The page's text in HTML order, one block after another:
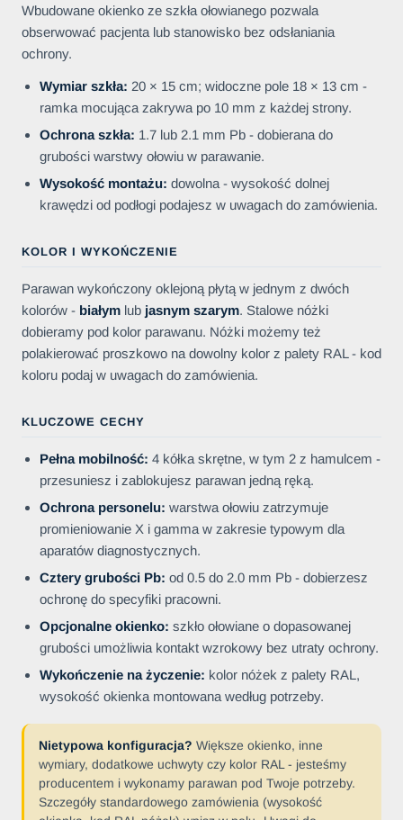
Wbudowane okienko ze szkła ołowianego pozwala
obserwować pacjenta lub stanowisko bez odsłaniania
ochrony.
Wymiar szkła: 20 × 15 cm; widoczne pole 18 × 13 cm -
ramka mocująca zakrywa po 10 mm z każdej strony.
Ochrona szkła: 1.7 lub 2.1 mm Pb - dobierana do
grubości warstwy ołowiu w parawanie.
Wysokość montażu: dowolna - wysokość dolnej
krawędzi od podłogi podajesz w uwagach do zamówienia.
KOLOR I WYKOŃCZENIE
Parawan wykończony oklejoną płytą w jednym z dwóch
kolorów - białym lub jasnym szarym. Stalowe nóżki
dobieramy pod kolor parawanu. Nóżki możemy też
polakierować proszkowo na dowolny kolor z palety RAL - kod
koloru podaj w uwagach do zamówienia.
KLUCZOWE CECHY
Pełna mobilność: 4 kółka skrętne, w tym 2 z hamulcem -
przesuniesz i zablokujesz parawan jedną ręką.
Ochrona personelu: warstwa ołowiu zatrzymuje
promieniowanie X i gamma w zakresie typowym dla
aparatów diagnostycznych.
Cztery grubości Pb: od 0.5 do 2.0 mm Pb - dobierzesz
ochronę do specyfiki pracowni.
Opcjonalne okienko: szkło ołowiane o dopasowanej
grubości umożliwia kontakt wzrokowy bez utraty ochrony.
Wykończenie na życzenie: kolor nóżek z palety RAL,
wysokość okienka montowana według potrzeby.
Nietypowa konfiguracja? Większe okienko, inne
wymiary, dodatkowe uchwyty czy kolor RAL - jesteśmy
producentem i wykonamy parawan pod Twoje potrzeby.
Szczegóły standardowego zamówienia (wysokość